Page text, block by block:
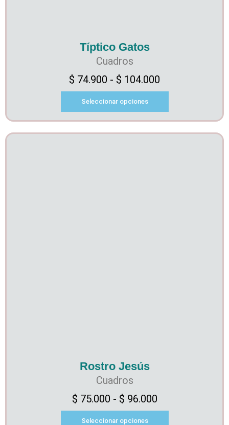
Típtico Gatos
Cuadros
$ 74.900 - $ 104.000
Seleccionar opciones
Rostro Jesús
Cuadros
$ 75.000 - $ 96.000
Seleccionar opciones